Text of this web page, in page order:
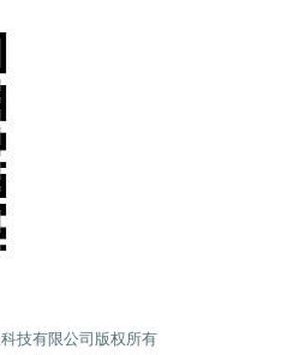
技有限公司版权所有